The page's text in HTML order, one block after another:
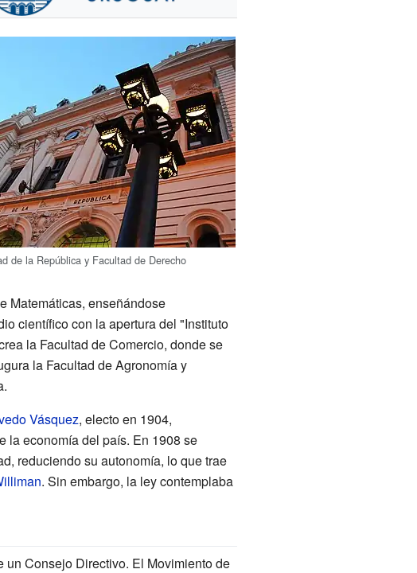
de la República y Facultad de Derecho
Matemáticas, enseñándose
científico con la apertura del "Instituto
la Facultad de Comercio, donde se
la Facultad de Agronomía y
Vásquez, electo en 1904,
la economía del país. En 1908 se
reduciendo su autonomía, lo que trae
. Sin embargo, la ley contemplaba
Consejo Directivo. El Movimiento de